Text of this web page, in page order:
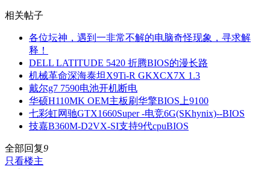
相关帖子
各位坛神，遇到一非常不解的电脑奇怪现象，寻求解
释！
DELL LATITUDE 5420 折腾BIOS的漫长路
机械革命深海泰坦X9Ti-R GKXCX7X 1.3
戴尔g7 7590电池开机断电
华硕H110MK OEM主板刷华擎BIOS上9100
七彩虹网驰GTX1660Super -电竞6G(SKhynix)--BIOS
技嘉B360M-D2VX-SI支持9代cpuBIOS
全部回复9
只看楼主